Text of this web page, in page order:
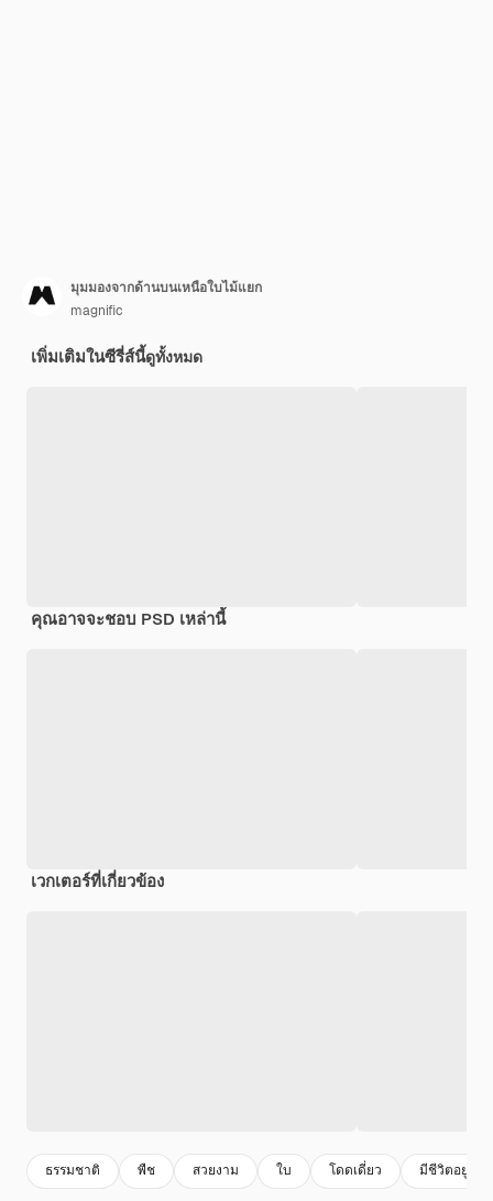
มุมมองจากด้านบนเหนือใบไม้แยก
magnific
เพิ่มเติมในซีรี่ส์นี้ดูทั้งหมด
คุณอาจจะชอบ PSD เหล่านี้
เวกเตอร์ที่เกี่ยวข้อง
ธรรมชาติ พืช สวยงาม ใบ โดดเดี่ยว มีชีวิตอยู่